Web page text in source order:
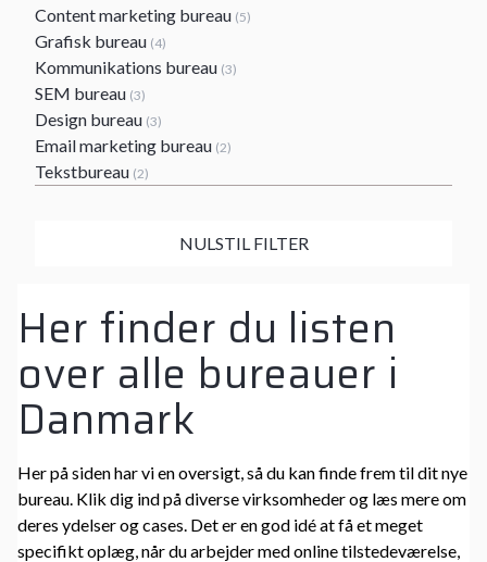
Content marketing bureau (5)
Grafisk bureau (4)
Kommunikations bureau (3)
SEM bureau (3)
Design bureau (3)
Email marketing bureau (2)
Tekstbureau (2)
NULSTIL FILTER
Her finder du listen
over alle bureauer i
Danmark
Her på siden har vi en oversigt, så du kan finde frem til dit nye
bureau. Klik dig ind på diverse virksomheder og læs mere om
deres ydelser og cases. Det er en god idé at få et meget
specifikt oplæg, når du arbejder med online tilstedeværelse,